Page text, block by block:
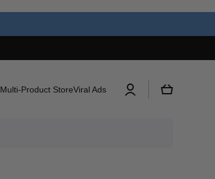
Multi-Product StoreViral Ads
Log
in
Cart